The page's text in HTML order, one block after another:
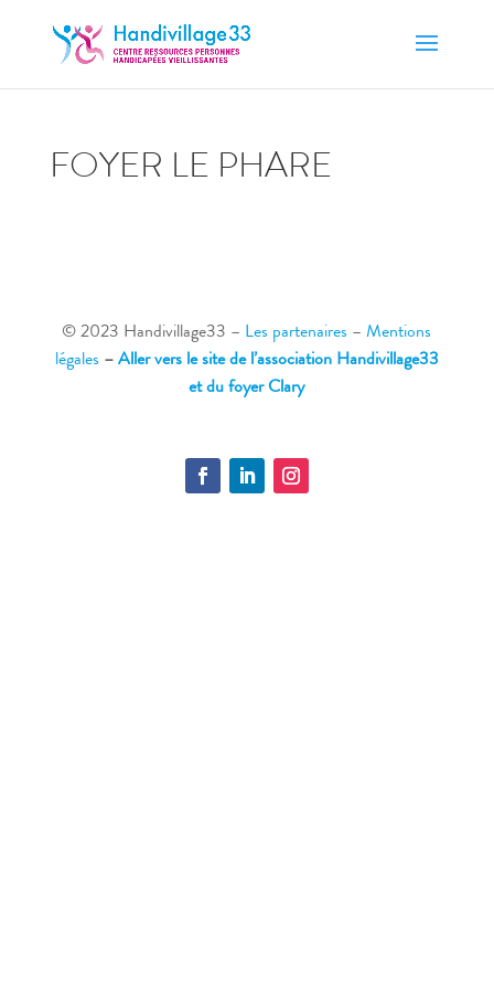
FOYER LE PHARE
© 2023 Handivillage33 – Les partenaires –Mentions
légales – Aller vers le site de l’association Handivillage33
et du foyer Clary